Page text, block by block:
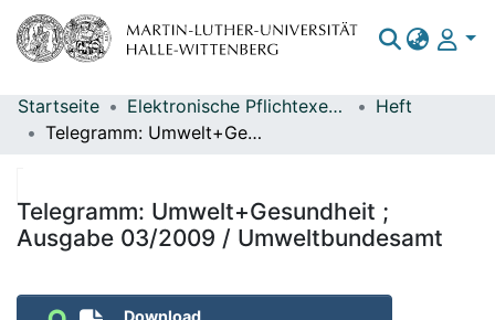
Bereiche & Sammlungen
Statistiken
Startseite Elektronische Pflichtexemplare
Heft
Telegramm: Umwelt+Gesundheit ; Ausgabe 03/2009 / Umweltbundesamt
Telegramm: Umwelt+Gesundheit ;
Ausgabe 03/2009 / Umweltbundesamt